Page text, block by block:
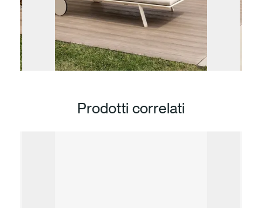
Prodotti correlati